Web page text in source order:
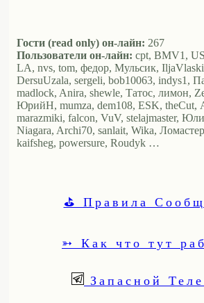
Гости (read only) он-лайн: 267
Пользователи он-лайн: cpt, BMV1,
LA, nvs, tom, федор, Мульсик,
DersuUzala, sergeli, bob10063, indys1,
madlock, Anira, shewle, Татос, лимон,
ЮрийН, mumza, dem108, ESK, theCut,
marazmiki, falcon, VuV, stelajmaster,
Niagara, Archi70, sanlait, Wika,
kaifsheg, powersure, Roudyk …
⛳ Правила
➳ Как что тут
Запасной